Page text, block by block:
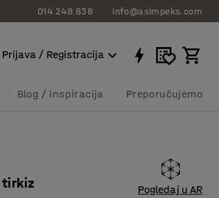
014 248 838 info@asimpeks.com
Prijava / Registracija
Blog / inspiracija Preporučujemo
tirkiz Pogledaj u AR